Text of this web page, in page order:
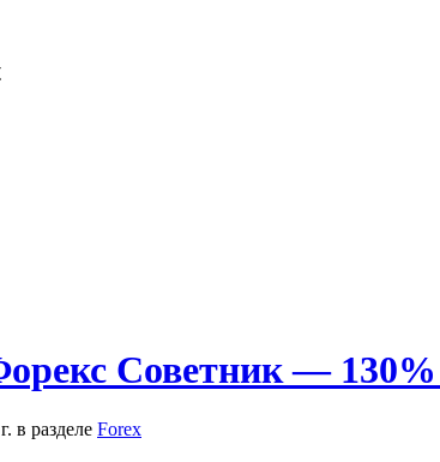
Советник — 130%
в разделе Forex